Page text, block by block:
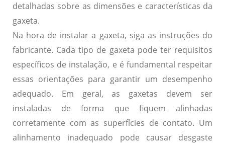
detalhadas sobre as dimensões e características da
gaxeta.
Na hora de instalar a gaxeta, siga as instruções do
fabricante. Cada tipo de gaxeta pode ter requisitos
específicos de instalação, e é fundamental respeitar
essas orientações para garantir um desempenho
adequado. Em geral, as gaxetas devem ser
instaladas de forma que fiquem alinhadas
corretamente com as superfícies de contato. Um
alinhamento inadequado pode causar desgaste